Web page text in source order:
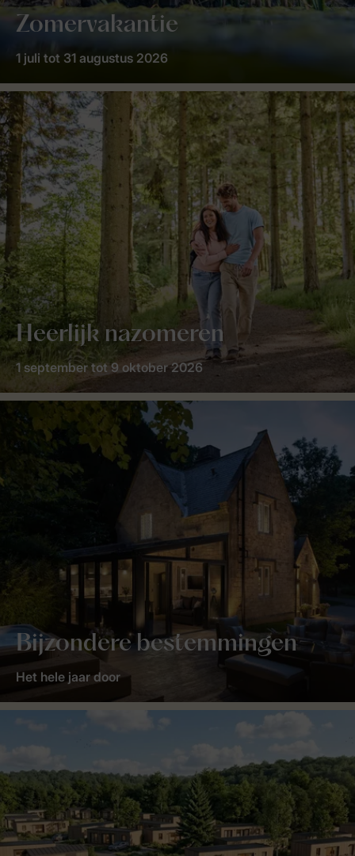
Zomervakantie
1 juli tot 31 augustus 2026
Heerlijk nazomeren
1 september tot 9 oktober 2026
Bijzondere bestemmingen
Het hele jaar door